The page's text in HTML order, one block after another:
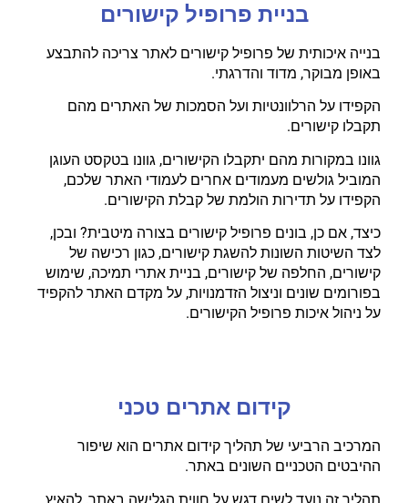
בניית פרופיל קישורים
בנייה איכותית של פרופיל קישורים לאתר צריכה להתבצע
באופן מבוקר, מדוד והדרגתי.
הקפידו על הרלוונטיות ועל הסמכות של האתרים מהם
תקבלו קישורים.
גוונו במקורות מהם יתקבלו הקישורים, גוונו בטקסט העוגן
המוביל גולשים מעמודים אחרים לעמודי האתר שלכם,
הקפידו על תדירות הולמת של קבלת הקישורים.
כיצד, אם כן, בונים פרופיל קישורים בצורה מיטבית? ובכן,
לצד השיטות השונות להשגת קישורים, כגון רכישה של
קישורים, החלפה של קישורים, בניית אתרי תמיכה, שימוש
בפורומים שונים וניצול הזדמנויות, על מקדם האתר להקפיד
על ניהול איכות פרופיל הקישורים.
קידום אתרים טכני
המרכיב הרביעי של תהליך קידום אתרים הוא שיפור
ההיבטים הטכניים השונים באתר.